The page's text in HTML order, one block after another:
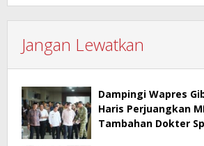
Jangan Lewatkan
Dampingi Wapres
Haris Perjuangkan
Tambahan Dokter